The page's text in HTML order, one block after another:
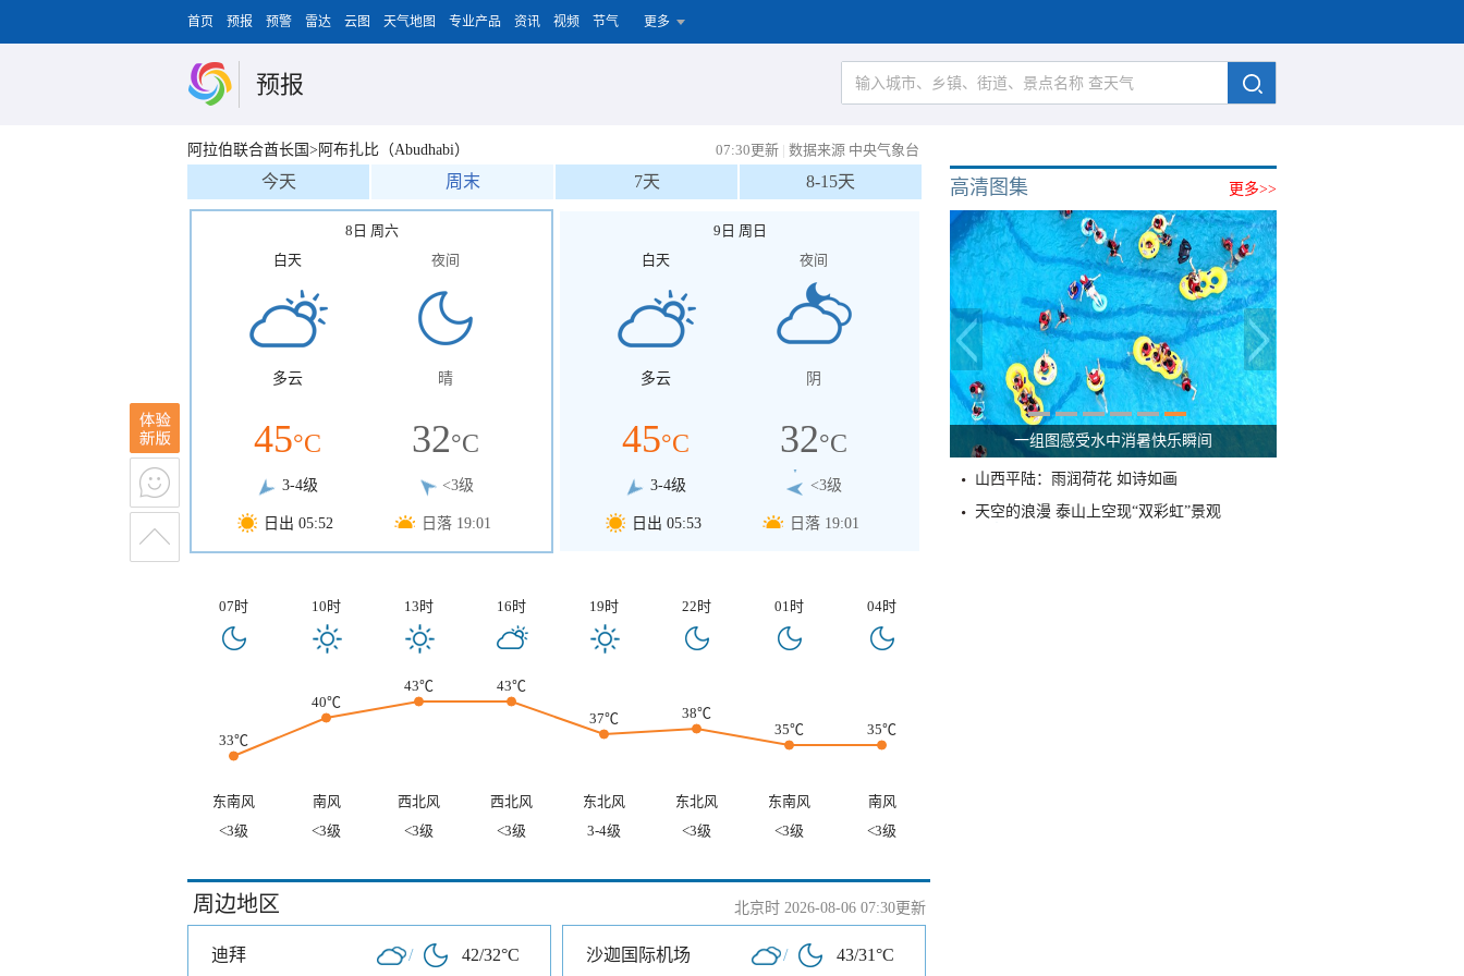
首页 预报 预警 雷达 云图 天气地图 专业产品 资讯 视频 节气 更多
预报
阿拉伯联合酋长国>阿布扎比（Abudhabi） 07:30更新 | 数据来源 中央气象台
今天 周末 7天 8-15天
8日 周六
白天
多云
45°C
3-4级
日出 05:52
夜间
晴
32°C
<3级
日落 19:01
9日 周日
白天
多云
45°C
3-4级
日出 05:53
夜间
阴
32°C
<3级
日落 19:01
07时 10时 13时 16时 19时 22时 01时 04时
33℃
40℃
43℃
43℃
37℃
38℃
35℃
35℃
东南风 南风 西北风 西北风 东北风 东北风 东南风
南风
<3级
<3级 <3级 <3级 3-4级 <3级 <3级 <3级
周边地区 北京时 2026-08-06 07:30更新
迪拜 / 42/32°C 沙迦国际机场 / 43/31°C
更多>>
高清图集
一组图感受水中消暑快乐瞬间
山西平陆：雨润荷花 如诗如画
天空的浪漫 泰山上空现“双彩虹”景观